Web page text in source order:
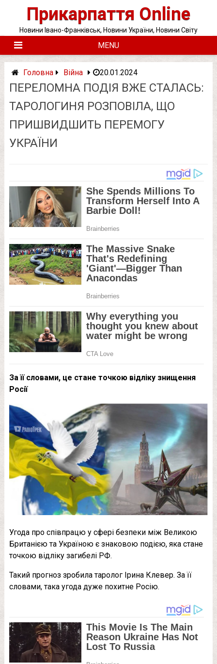
Прикарпаття Online
Новини Івано-Франківськ, Новини України, Новини Світу
MENU
Головна Війна 20.01.2024
ПЕРЕЛОМНА ПОДІЯ ВЖЕ СТАЛАСЬ:
ТАРОЛОГИНЯ РОЗПОВІЛА, ЩО
ПРИШВИДШИТЬ ПЕРЕМОГУ
УКРАЇНИ
За її словами, це стане точкою відліку знищення
Росії
Угода про співпрацю у сфері безпеки між Великою
Британією та Україною є знаковою подією, яка стане
точкою відліку загибелі РФ.
Такий прогноз зробила таролог Ірина Клевер. За її
словами, така угода дуже похитне Росію.